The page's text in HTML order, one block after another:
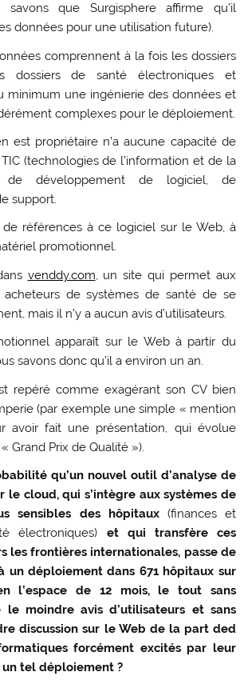
que Surgisphere affirme qu’il
données pour une utilisation future).
comprennent à la fois les dossiers
dossiers de santé électroniques et
minimum une ingénierie des données et
complexes pour le déploiement.
est propriétaire n’a aucune capacité de
(technologies de l’information et de la
de développement de logiciel, de
support.
de références à ce logiciel sur le Web, à
promotionnel.
venddy.com, un site qui permet aux
de systèmes de santé de se
mais il n’y a aucun avis d’utilisateurs.
apparaît sur le Web à partir du
savons donc qu’il a environ un an.
repéré comme exagérant son CV bien
(par exemple une simple « mention
avoir fait une présentation, qui évolue
Grand Prix de Qualité »).
qu’un nouvel outil d’analyse de
le cloud, qui s’intègre aux systèmes de
sensibles des hôpitaux(finances et
électroniques) et qui transfère ces
les frontières internationales, passe de
un déploiement dans 671 hôpitaux sur
l’espace de 12 mois, le tout sans
le moindre avis d’utilisateurs et sans
discussion sur le Web de la part ded
forcément excités par leur
tel déploiement ?